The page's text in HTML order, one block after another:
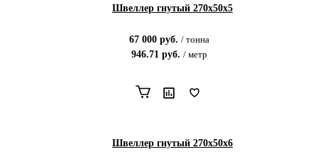
Швеллер гнутый 270х50х5
67 000руб. / тонна
946.71 руб. / метр
Швеллер гнутый 270х50х6